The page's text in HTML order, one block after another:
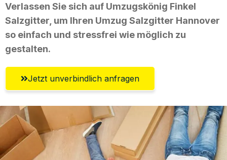
Verlassen Sie sich auf Umzugskönig Finkel
Salzgitter, um Ihren Umzug Salzgitter Hannover
so einfach und stressfrei wie möglich zu
gestalten.
Jetzt unverbindlich anfragen